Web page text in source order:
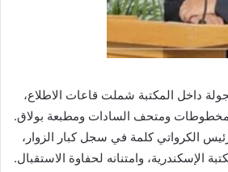
داخل المكتبة شملت قاعات الاطلاع،
ومتحف السادات ومطبعة بولاق.
الكرواتي كلمة في سجل كبار الزوار،
الإسكندرية، وامتنانه لحفاوة الاستقبال.